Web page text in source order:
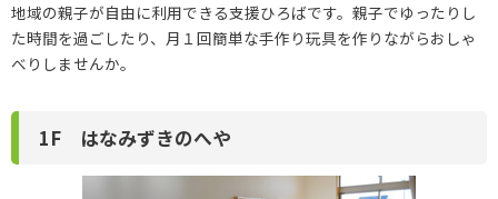
地域の親子が自由に利用できる支援ひろばです。親子でゆったりし
た時間を過ごしたり、月１回簡単な手作り玩具を作りながらおしゃ
べりしませんか。
1F はなみずきのへや